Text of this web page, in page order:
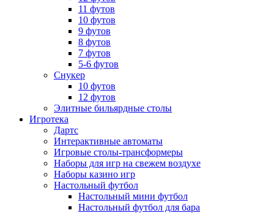
11 футов
10 футов
9 футов
8 футов
7 футов
5-6 футов
Снукер
10 футов
12 футов
Элитные бильярдные столы
Игротека
Дартс
Интерактивные автоматы
Игровые столы-трансформеры
Наборы для игр на свежем воздухе
Наборы казино игр
Настольный футбол
Настольный мини футбол
Настольный футбол для бара